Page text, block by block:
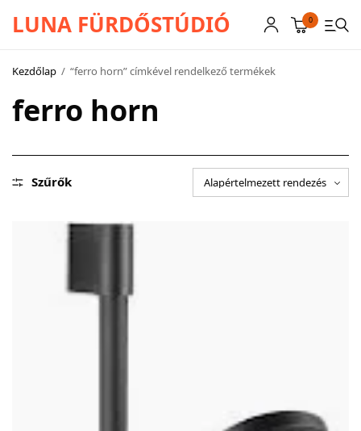
LUNA FÜRDŐSTÚDIÓ 0
Kezdőlap / “ferro horn” címkével rendelkező termékek
ferro horn
Szűrők
CSAPTELEPEK
SCHWAB
TOVÁBBI TERMÉKEK